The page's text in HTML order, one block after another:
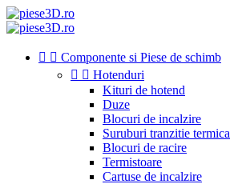
  Componente si Piese de schimb
  Hotenduri
Kituri de hotend
Duze
Blocuri de incalzire
Suruburi tranzitie termica
Blocuri de racire
Termistoare
Cartuse de incalzire